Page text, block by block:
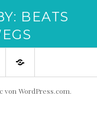
BEATS
Impressum
von WordPress.com.